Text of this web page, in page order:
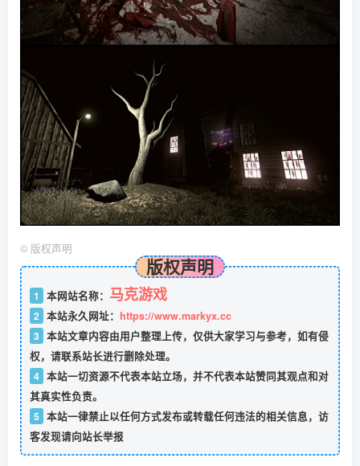
© 版权声明
版权声明
1 本网站名称： 马克游戏
2 本站永久网址： https://www.markyx.cc
3 本站文章内容由用户整理上传，仅供大家学习与参考，如有侵
权，请联系站长进行删除处理。
4 本站一切资源不代表本站立场，并不代表本站赞同其观点和对
其真实性负责。
5 本站一律禁止以任何方式发布或转载任何违法的相关信息，访
客发现请向站长举报